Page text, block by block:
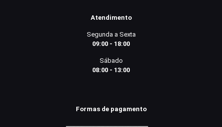
Atendimento
Segunda a Sexta
09:00 - 18:00
Sábado
08:00 - 13:00
Formas de pagamento